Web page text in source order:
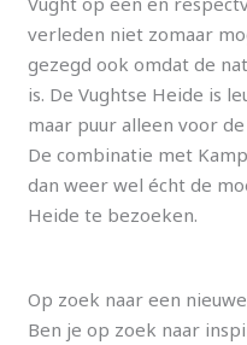
verleden niet zomaar
gezegd ook omdat de
is. De Vughtse Heide is
maar puur alleen voor
De combinatie met
dan weer wel écht de
Heide te bezoeken.
Op zoek naar een
Ben je op zoek naar